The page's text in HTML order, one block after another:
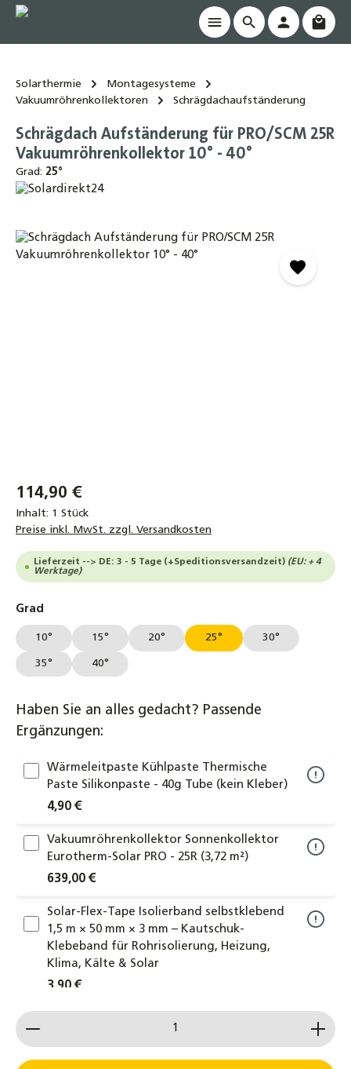
springen
Solarthermie
Montagesysteme
Vakuumröhrenkollektoren
Schrägdachaufständerung
Schrägdach Aufständerung für PRO/SCM 25R
Vakuumröhrenkollektor 10° - 40°
Grad: 25°
Bildergalerie überspringen
114,90 €
Inhalt: 1 Stück
Preise inkl. MwSt. zzgl. Versandkosten
Lieferzeit --> DE: 3 - 5 Tage (+Speditionsversandzeit) (EU: + 4
Werktage)
Grad
10° 15° 20° 25° 30°
35° 40°
Haben Sie an alles gedacht? Passende
Ergänzungen:
Wärmeleitpaste Kühlpaste Thermische
Paste Silikonpaste - 40g Tube (kein Kleber)
4,90 €
Vakuumröhrenkollektor Sonnenkollektor
Eurotherm-Solar PRO - 25R (3,72 m²)
639,00 €
Solar-Flex-Tape Isolierband selbstklebend
1,5 m × 50 mm × 3 mm – Kautschuk-
Klebeband für Rohrisolierung, Heizung,
Klima, Kälte & Solar
3,90 €
Produkt Anzahl: Gib den gewünschten Wert ein